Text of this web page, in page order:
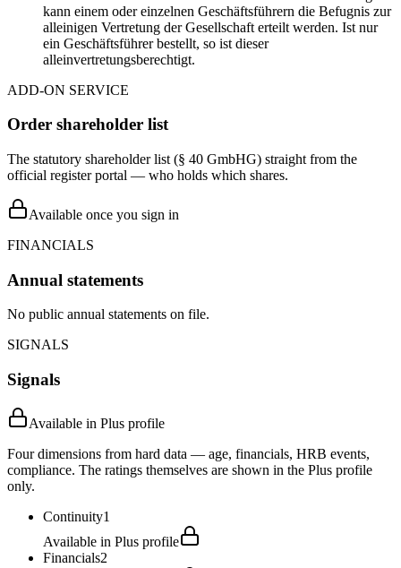
kann einem oder einzelnen Geschäftsführern die Befugnis zur
alleinigen Vertretung der Gesellschaft erteilt werden. Ist nur
ein Geschäftsführer bestellt, so ist dieser
alleinvertretungsberechtigt.
ADD-ON SERVICE
Order shareholder list
The statutory shareholder list (§ 40 GmbHG) straight from the
official register portal — who holds which shares.
Available once you sign in
FINANCIALS
Annual statements
No public annual statements on file.
SIGNALS
Signals
Available in Plus profile
Four dimensions from hard data — age, financials, HRB events,
compliance. The ratings themselves are shown in the Plus profile
only.
Continuity1
Available in Plus profile
Financials2